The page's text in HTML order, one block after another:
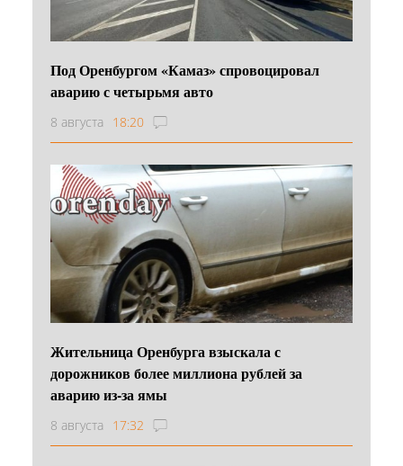
Под Оренбургом «Камаз» спровоцировал
аварию с четырьмя авто
8 августа 18:20
Жительница Оренбурга взыскала с
дорожников более миллиона рублей за
аварию из-за ямы
8 августа 17:32